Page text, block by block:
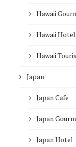
Hawaii
Hawaii Hotel
Hawaii
Japan
Japan Cafe
Japan
Japan Hotel